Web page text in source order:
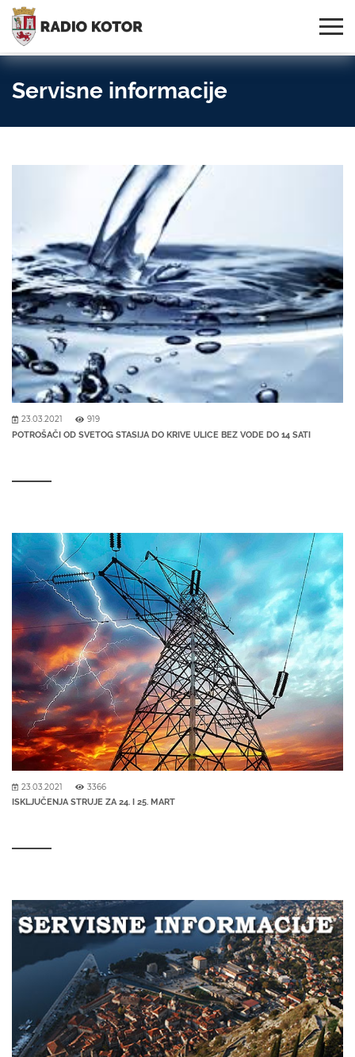
S PONOSOM NOSIMO IME
SVOG GRADA!
Servisne informacije
23.03.2021 919
POTROŠAČI OD SVETOG STASIJA DO KRIVE ULICE BEZ VODE DO 14 SATI
23.03.2021 3366
ISKLJUČENJA STRUJE ZA 24. I 25. MART